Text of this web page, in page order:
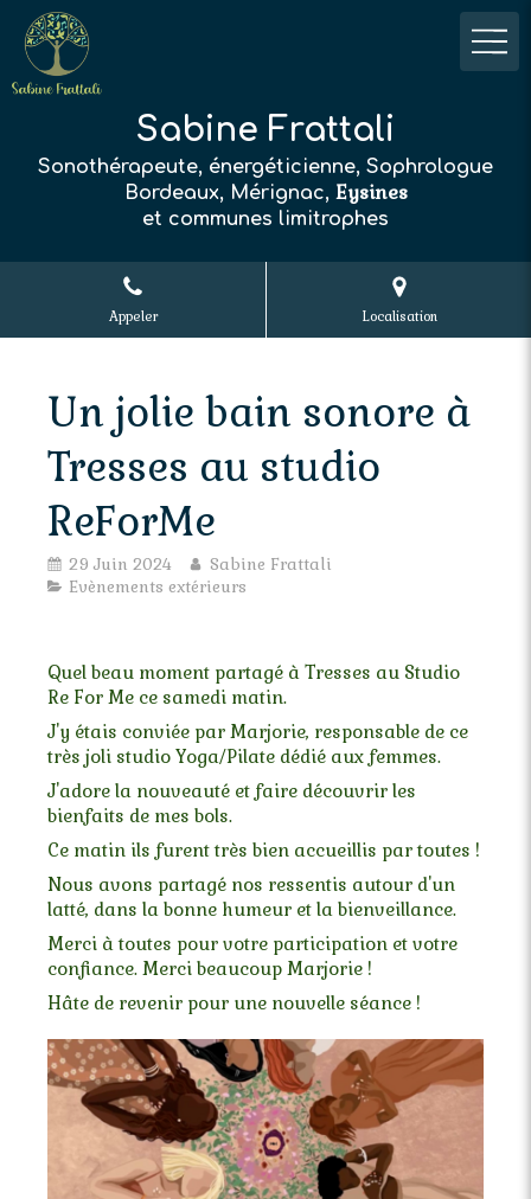
Sabine Frattali
Sonothérapeute, énergéticienne, Sophrologue
Bordeaux, Mérignac, Eysines
et communes limitrophes
Appeler Localisation
Un jolie bain sonore à
Tresses au studio
ReForMe
29 Juin 2024
Sabine Frattali
Evènements extérieurs
Quel beau moment partagé à Tresses au Studio
Re For Me ce samedi matin.
J'y étais conviée par Marjorie, responsable de ce
très joli studio Yoga/Pilate dédié aux femmes.
J'adore la nouveauté et faire découvrir les
bienfaits de mes bols.
Ce matin ils furent très bien accueillis par toutes !
Nous avons partagé nos ressentis autour d'un
latté, dans la bonne humeur et la bienveillance.
Merci à toutes pour votre participation et votre
confiance. Merci beaucoup Marjorie !
Hâte de revenir pour une nouvelle séance !